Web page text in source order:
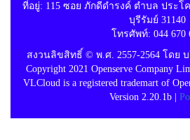
ที่อยู่: 115 ซอย ภักดีดำรงค์ ตำบล ประโ
บุรีรัมย์ 31140
โทรศัพท์: 044 670
สงวนลิขสิทธิ์ © พ.ศ. 2557-2564 โดย
Copyright 2021 Openserve Company
VLCloud is a registered trademart of
Version 2.20.1b |